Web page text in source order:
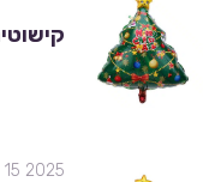
2025 15 יולי